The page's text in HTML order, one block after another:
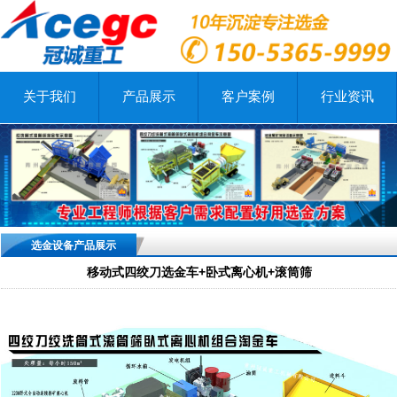
关于我们 产品展示 客户案例 行业资讯
选金设备产品展示
移动式四绞刀选金车+卧式离心机+滚筒筛